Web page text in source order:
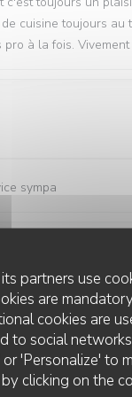
partners use
are
cookies are
to social
'Personalize' to
clicking on the
cuisine toujours
à la fois.
sympa